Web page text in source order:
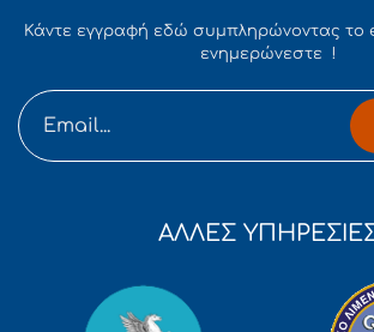
Κάντε εγγραφή εδώ συμπληρώνοντας το
ενημερώνεστε !
ΑΛΛΕΣ